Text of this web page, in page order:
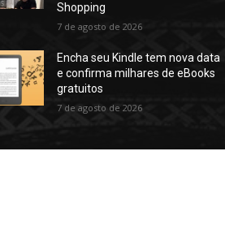
Shopping
7 de agosto de 2026
Encha seu Kindle tem nova data
e confirma milhares de eBooks
gratuitos
7 de agosto de 2026